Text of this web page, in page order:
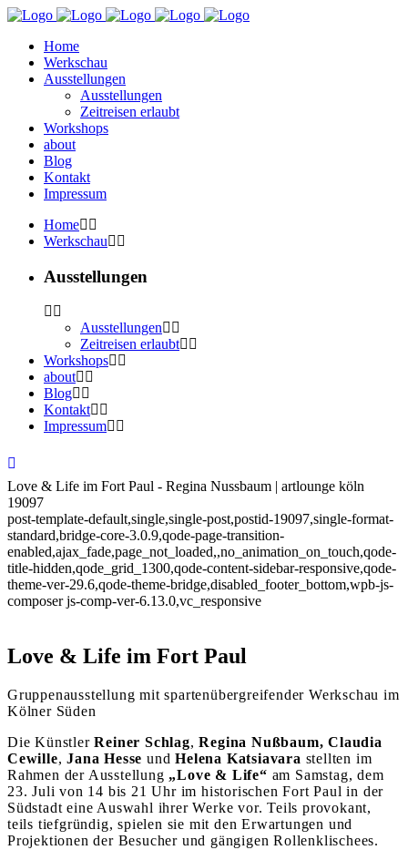
Home
Werkschau
Ausstellungen
Ausstellungen
Zeitreisen erlaubt
Workshops
about
Blog
Kontakt
Impressum
Home
Werkschau
Ausstellungen
Ausstellungen
Zeitreisen erlaubt
Workshops
about
Blog
Kontakt
Impressum
Love & Life im Fort Paul - Regina Nussbaum | artlounge köln
19097
post-template-default,single,single-post,postid-19097,single-format-
standard,bridge-core-3.0.9,qode-page-transition-
enabled,ajax_fade,page_not_loaded,,no_animation_on_touch,qode-
title-hidden,qode_grid_1300,qode-content-sidebar-responsive,qode-
theme-ver-29.6,qode-theme-bridge,disabled_footer_bottom,wpb-js-
composer js-comp-ver-6.13.0,vc_responsive
Love & Life im Fort Paul
Gruppenausstellung mit spartenübergreifender Werkschau im
Kölner Süden
Die KünstlerReiner Schlag,Regina Nußbaum,Claudia
Cewille,Jana Hesse undHelena Katsiavara stellten im
Rahmen der Ausstellung „Love & Life“ am Samstag, dem
23. Juli von 14 bis 21 Uhr im historischen Fort Paul in der
Südstadt eine Auswahl ihrer Werke vor. Teils provokant,
teils tiefgründig, spielen sie mit den Erwartungen und
Projektionen der Besucher und gängigen Rollenklischees.